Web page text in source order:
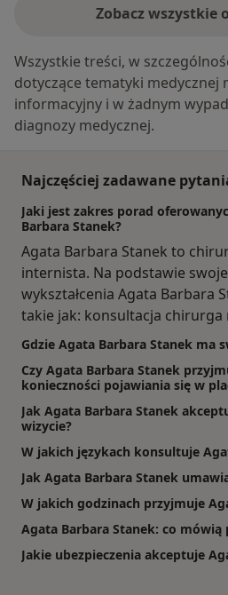
Zobacz wszystkie
Wszystkie treści, w
dotyczące tematyki medycznej
informacyjny i w żadnym
diagnozy medycznej.
Najczęściej zadawane
Jaki jest zakres porad
Barbara Stanek?
Agata Barbara Stanek to
internista. Na podstawie
wykształcenia Agata Barbara
takie jak: konsultacja chirurga
Gdzie Agata Barbara Stanek ma
Czy Agata Barbara Stanek
konieczności pojawiania się w
Jak Agata Barbara Stanek
wizycie?
W jakich językach konsultuje
Jak Agata Barbara Stanek
W jakich godzinach przyjmuje
Agata Barbara Stanek: co mówią
Jakie ubezpieczenia akceptuje